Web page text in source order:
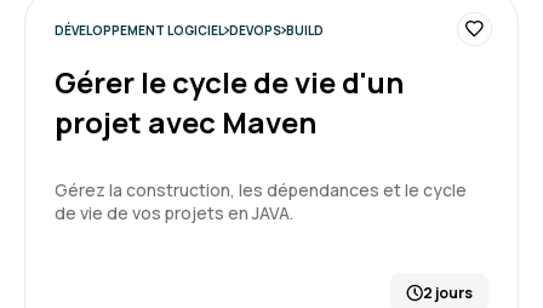
DÉVELOPPEMENT LOGICIEL DEVOPS BUILD
Gérer le cycle de vie d'un
projet avec Maven
Gérez la construction, les dépendances et le cycle
de vie de vos projets en JAVA.
2 jours